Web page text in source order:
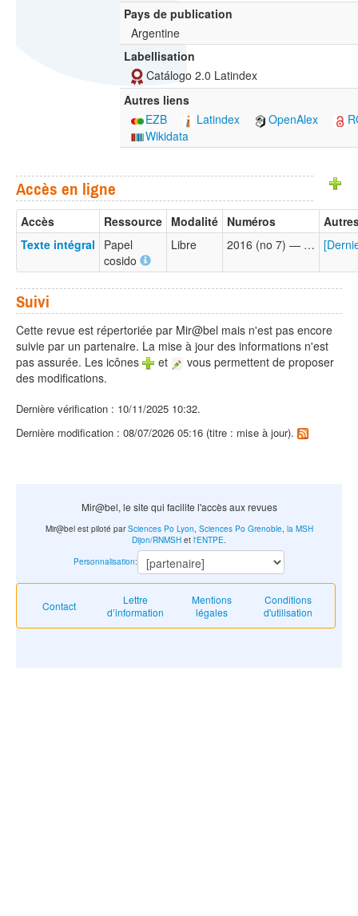
Pays de publication
Argentine
Labellisation
Catálogo 2.0 Latindex
Autres liens
EZB
Latindex OpenAlex
Wikidata
Accès en ligne
Accès Ressource Modalité Numéros
Texte intégral
Papel
cosido
Libre 2016 (no 7) — …
Suivi
Cette revue est répertoriée par Mir@bel mais n'est pas encore
suivie par un partenaire. La mise à jour des informations n'est
pas assurée. Les icônes
et
vous permettent de proposer
des modifications.
Dernière vérification : 10/11/2025 10:32.
Dernière modification : 08/07/2026 05:16 (titre : mise à jour).
Mir@bel, le site qui facilite l'accès aux revues
Contact
Lettre
d’information
Mentions
légales
Conditions
d'utilisation
Mir@bel est piloté parSciences Po Lyon, Sciences Po Grenoble, la MSH
Dijon/RNMSH et l'ENTPE.
Personnalisation: